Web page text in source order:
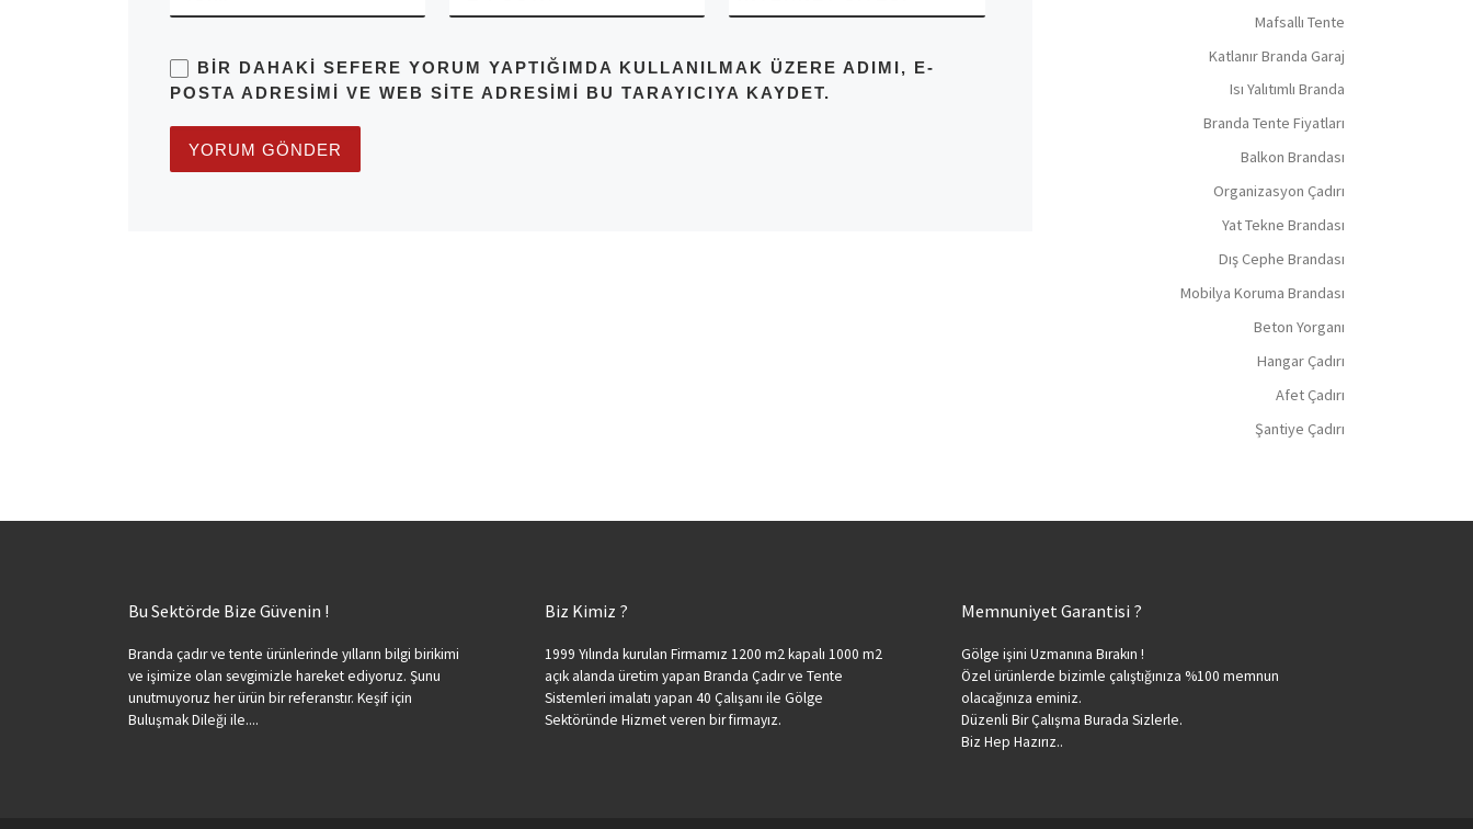
BIR DAHAKI SEFERE YORUM YAPTIĞIMDA KULLANILMAK ÜZERE ADIMI, E-
POSTA ADRESIMI VE WEB SITE ADRESIMI BU TARAYICIYA KAYDET.
Mafsallı Tente
Katlanır Branda Garaj
Isı Yalıtımlı Branda
Branda Tente Fiyatları
Balkon Brandası
Organizasyon Çadırı
Yat Tekne Brandası
Dış Cephe Brandası
Mobilya Koruma Brandası
Beton Yorganı
Hangar Çadırı
Afet Çadırı
Şantiye Çadırı
Bu Sektörde Bize Güvenin !
Branda çadır ve tente ürünlerinde yılların bilgi birikimi
ve işimize olan sevgimizle hareket ediyoruz. Şunu
unutmuyoruz her ürün bir referanstır. Keşif için
Buluşmak Dileği ile....
Biz Kimiz ?
1999 Yılında kurulan Firmamız 1200 m2 kapalı 1000 m2
açık alanda üretim yapan Branda Çadır ve Tente
Sistemleri imalatı yapan 40 Çalışanı ile Gölge
Sektöründe Hizmet veren bir firmayız.
Memnuniyet Garantisi ?
Gölge işini Uzmanına Bırakın !
Özel ürünlerde bizimle çalıştığınıza %100 memnun
olacağınıza eminiz.
Düzenli Bir Çalışma Burada Sizlerle.
Biz Hep Hazırız..